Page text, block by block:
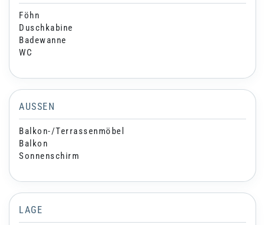
Föhn
Duschkabine
Badewanne
WC
AUSSEN
Balkon-/Terrassenmöbel
Balkon
Sonnenschirm
LAGE